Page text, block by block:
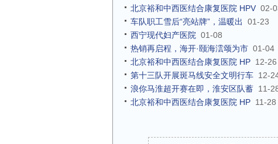
北京裕和中西医结合康复医院 HPV 02-
车队职工雪后“亮站牌”，温暖出
01-23
西宁现代妇产医院 01-08
热销再启程，海开·颐海澐颂为市 01-04
北京裕和中西医结合康复医院 HP 12-26
第十三队开展斑马线安全文明行车 12-
浪你马淮超开赛在即，淮安区队蓄 11-
北京裕和中西医结合康复医院 HP 11-28